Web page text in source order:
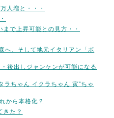
人増と・・・
で上昇可能との見方・・
、そして地元イタリアン「ボ
後出しジャンケンが可能になる
ちゃん イクラちゃん 寅”ちゃ
から本格化？
きた？